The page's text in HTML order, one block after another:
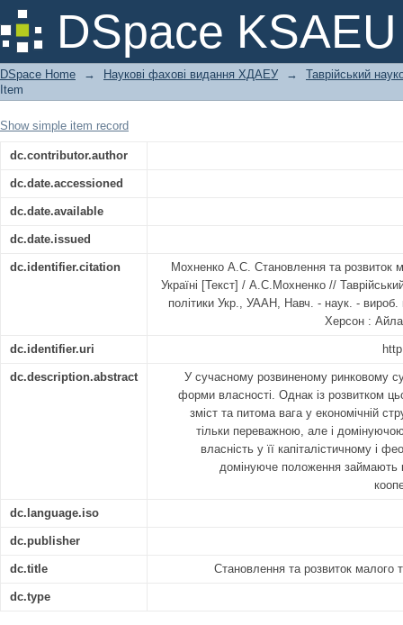
DSpace KSAEU
Становлення та розвиток малого та
DSpace Home → Наукові фахові видання ХДАЕУ →
Таврійський
Item
Show simple item record
dc.contributor.author
dc.date.accessioned
dc.date.available
dc.date.issued
dc.identifier.citation
Мохненко А.С. Становлення та розвиток
Україні [Текст] / А.С.Мохненко //
політики Укр., УААН, Навч. - наук. -
Херсон :
dc.identifier.uri
dc.description.abstract
У сучасному розвиненому ринковому
форми власності. Однак із розвитком
зміст та питома вага у економічній
тільки переважною, але і
власність у її капіталістичному і
домінуюче положення займають
dc.language.iso
dc.publisher
dc.title Становлення та розвиток малого
dc.type